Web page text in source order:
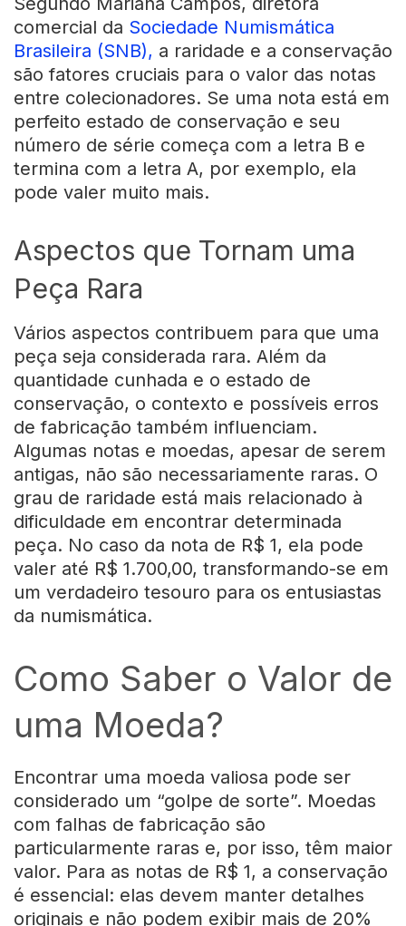
comercial da Sociedade Numismática
Brasileira (SNB), a raridade e a conservação
são fatores cruciais para o valor das notas
entre colecionadores. Se uma nota está em
perfeito estado de conservação e seu
número de série começa com a letra B e
termina com a letra A, por exemplo, ela
pode valer muito mais.
Aspectos que Tornam uma
Peça Rara
Vários aspectos contribuem para que uma
peça seja considerada rara. Além da
quantidade cunhada e o estado de
conservação, o contexto e possíveis erros
de fabricação também influenciam.
Algumas notas e moedas, apesar de serem
antigas, não são necessariamente raras. O
grau de raridade está mais relacionado à
dificuldade em encontrar determinada
peça. No caso da nota de R$ 1, ela pode
valer até R$ 1.700,00, transformando-se em
um verdadeiro tesouro para os entusiastas
da numismática.
Como Saber o Valor de
uma Moeda?
Encontrar uma moeda valiosa pode ser
considerado um “golpe de sorte”. Moedas
com falhas de fabricação são
particularmente raras e, por isso, têm maior
valor. Para as notas de R$ 1, a conservação
é essencial: elas devem manter detalhes
originais e não podem exibir mais de 20%